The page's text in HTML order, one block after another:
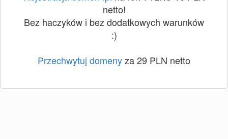
netto!
Bez haczyków i bez dodatkowych warunków
:)
Przechwytuj domenyza 29 PLN netto